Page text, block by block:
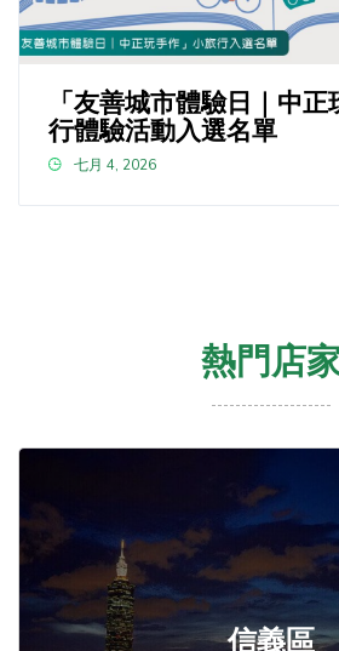
「友善城市體驗日｜中
行體驗活動入選名單
七月 4, 2026
熱門店
信義區